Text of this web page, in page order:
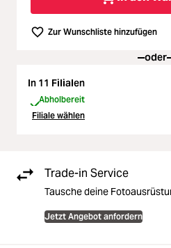
Loading... Zur Wunschliste hinzufügen
oder
In 11 Filialen
Abholbereit
Filiale wählen
Trade-in Service
Tausche deine
Jetzt Angebot anfordern